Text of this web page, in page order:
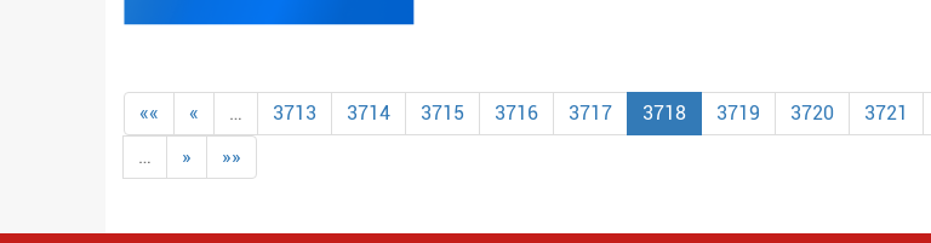
«« « … 3713 3714 3715 3716 3717 3718 3719 3720 3721
…
» »»